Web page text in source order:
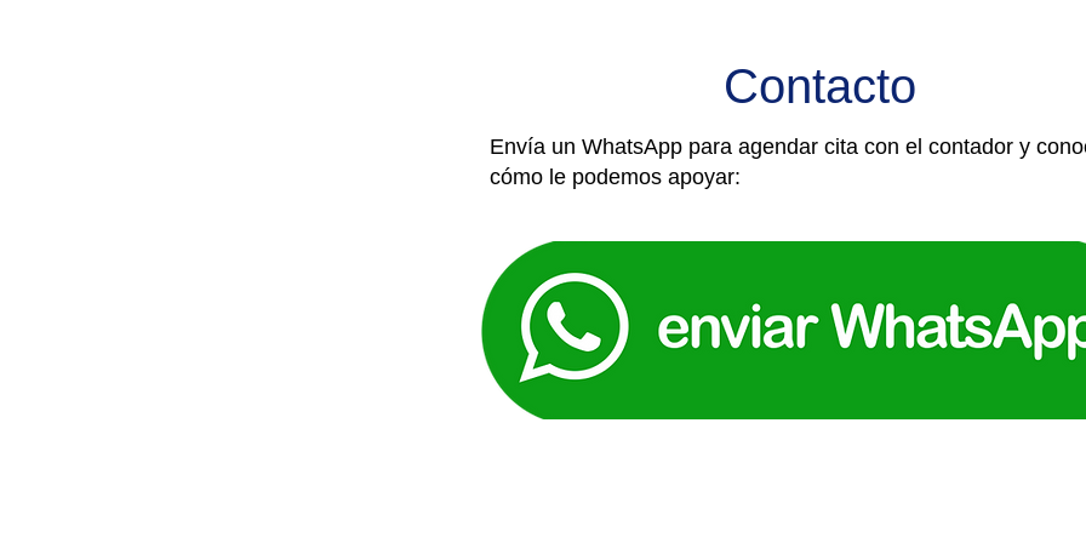
Contacto
Envía un WhatsApp para agendar cita con el contador y
cómo le podemos apoyar: